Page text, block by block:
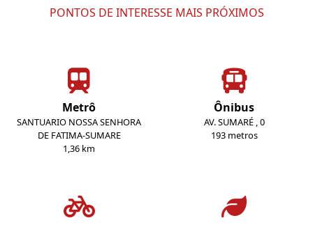
PONTOS DE INTERESSE MAIS PRÓXIMOS
Metrô
SANTUARIO NOSSA SENHORA
DE FATIMA-SUMARE
1,36 km
Ônibus
AV. SUMARÉ , 0
193 metros